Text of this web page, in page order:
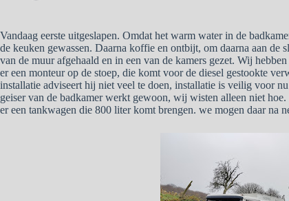
Vandaag eerste uitgeslapen. Omdat het warm water in de
de keuken gewassen. Daarna koffie en ontbijt, om daarna aan de
van de muur afgehaald en in een van de kamers gezet. Wij
er een monteur op de stoep, die komt voor de diesel gestookte
installatie adviseert hij niet veel te doen, installatie is veilig voor
geiser van de badkamer werkt gewoon, wij wisten alleen niet
er een tankwagen die 800 liter komt brengen. we mogen daar na